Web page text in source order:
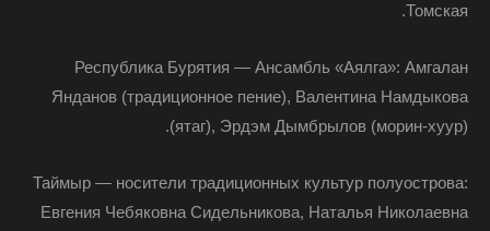
Томская.
Республика Бурятия — Ансамбль «Аялга»: Амгалан
Янданов (традиционное пение), Валентина Намдыкова
(ятаг), Эрдэм Дымбрылов (морин-хуур).
Таймыр — носители традиционных культур полуострова:
Евгения Чебяковна Сидельникова, Наталья Николаевна